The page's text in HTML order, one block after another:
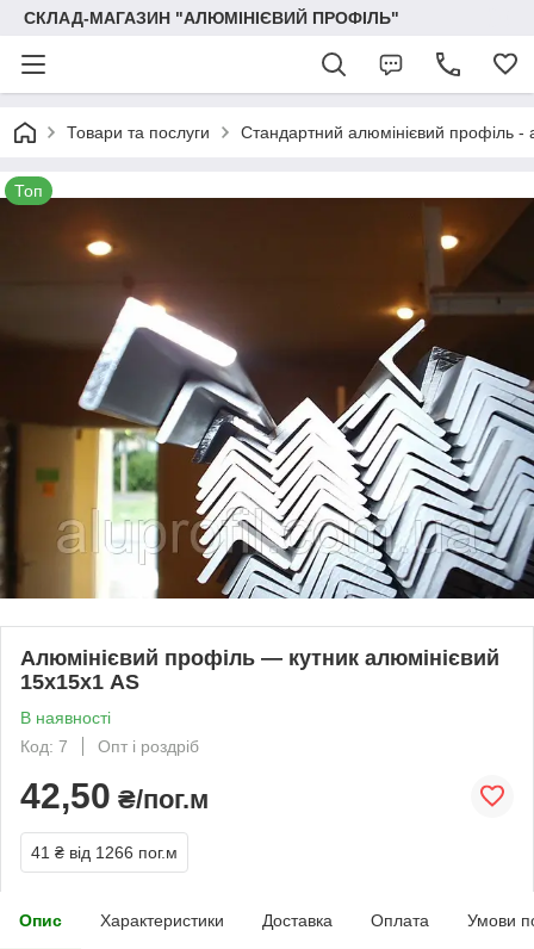
СКЛАД-МАГАЗИН "АЛЮМІНІЄВИЙ ПРОФІЛЬ"
Товари та послуги Стандартний алюмінієвий профіль -
Топ
Алюмінієвий профіль — кутник алюмінієвий
15х15х1 AS
В наявності
Код: 7
Опт і роздріб
42,50 ₴/пог.м
41 ₴ від 1266 пог.м
Опис Характеристики Доставка Оплата Умови